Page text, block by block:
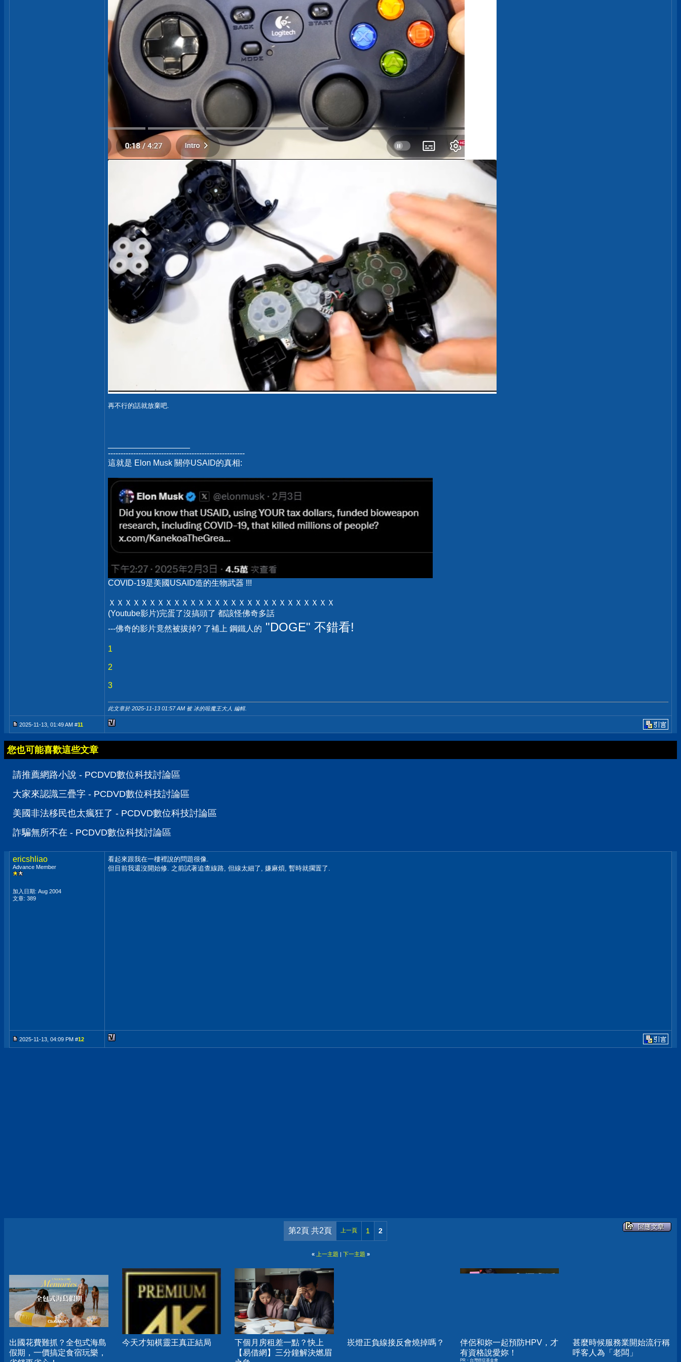
再不行的話就放棄吧.
------------------------------------------------------
這就是 Elon Musk 關停USAID的真相:
COVID-19是美國USAID造的生物武器 !!!
ＸＸＸＸＸＸＸＸＸＸＸＸＸＸＸＸＸＸＸＸＸＸＸＸＸＸＸＸ
(Youtube影片)完蛋了沒搞頭了 都該怪佛奇多話
---佛奇的影片竟然被拔掉? 了補上 鋼鐵人的 "DOGE" 不錯看!
1
2
3
此文章於 2025-11-13 01:57 AM 被 冰的啦魔王大人 編輯.
2025-11-13, 01:49 AM #11
您也可能喜歡這些文章
請推薦網路小說 - PCDVD數位科技討論區
大家來認識三疊字 - PCDVD數位科技討論區
美國非法移民也太瘋狂了 - PCDVD數位科技討論區
詐騙無所不在 - PCDVD數位科技討論區
ericshliao
Advance Member
加入日期: Aug 2004
文章: 389
看起來跟我在一樓裡說的問題很像.
但目前我還沒開始修. 之前試著追查線路, 但線太細了, 嫌麻煩, 暫時就擱置了.
2025-11-13, 04:09 PM #12
第2頁 共2頁 上一頁 1 2
« 上一主題 | 下一主題 »
出國花費難抓？全包式海島
假期，一價搞定食宿玩樂，
今天才知棋靈王真正結局
下個月房租差一點？快上
【易借網】三分鐘解決燃眉
崁燈正負線接反會燒掉嗎？
伴侶和妳一起預防HPV，才
有資格說愛妳！
PR・台灣癌症基金會
甚麼時候服務業開始流行稱
呼客人為「老闆」